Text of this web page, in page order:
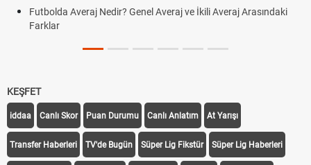
Futbolda Averaj Nedir? Genel Averaj ve İkili Averaj Arasındaki
Farklar
KEŞFET
iddaa Canlı Skor Puan Durumu Canlı Anlatım At Yarışı
Transfer Haberleri TV'de Bugün Süper Lig Fikstür Süper Lig Haberleri